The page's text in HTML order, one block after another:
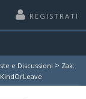
REGISTRATI
e Discussioni > Zak: